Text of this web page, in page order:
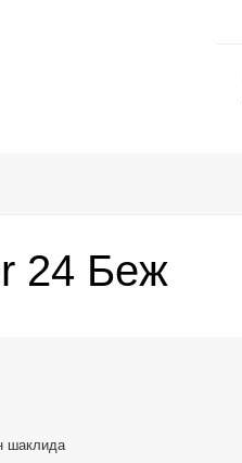
24 Беж
шаклида